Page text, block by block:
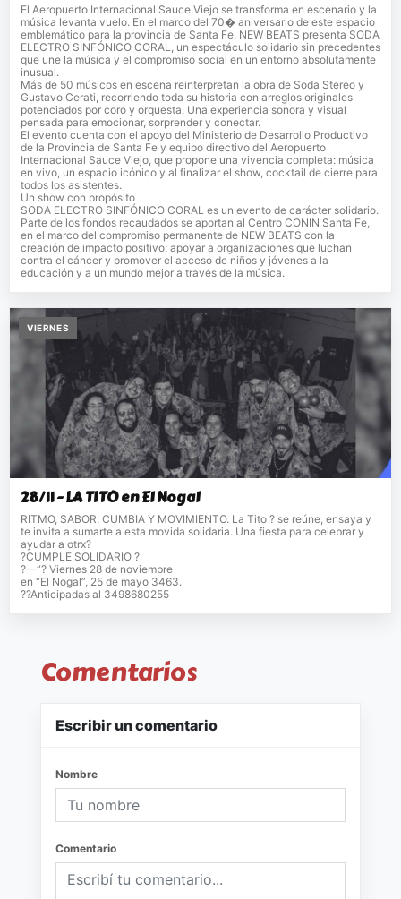
El Aeropuerto Internacional Sauce Viejo se transforma en escenario y la
música levanta vuelo. En el marco del 70� aniversario de este espacio
emblemático para la provincia de Santa Fe, NEW BEATS presenta SODA
ELECTRO SINFÓNICO CORAL, un espectáculo solidario sin precedentes
que une la música y el compromiso social en un entorno absolutamente
inusual.
Más de 50 músicos en escena reinterpretan la obra de Soda Stereo y
Gustavo Cerati, recorriendo toda su historia con arreglos originales
potenciados por coro y orquesta. Una experiencia sonora y visual
pensada para emocionar, sorprender y conectar.
El evento cuenta con el apoyo del Ministerio de Desarrollo Productivo
de la Provincia de Santa Fe y equipo directivo del Aeropuerto
Internacional Sauce Viejo, que propone una vivencia completa: música
en vivo, un espacio icónico y al finalizar el show, cocktail de cierre para
todos los asistentes.
Un show con propósito
SODA ELECTRO SINFÓNICO CORAL es un evento de carácter solidario.
Parte de los fondos recaudados se aportan al Centro CONIN Santa Fe,
en el marco del compromiso permanente de NEW BEATS con la
creación de impacto positivo: apoyar a organizaciones que luchan
contra el cáncer y promover el acceso de niños y jóvenes a la
educación y a un mundo mejor a través de la música.
VIERNES
28/11 - LA TITO en El Nogal
RITMO, SABOR, CUMBIA Y MOVIMIENTO. La Tito ? se reúne, ensaya y
te invita a sumarte a esta movida solidaria. Una fiesta para celebrar y
ayudar a otrx?
?CUMPLE SOLIDARIO ?
?—“? Viernes 28 de noviembre
en “El Nogal”, 25 de mayo 3463.
??Anticipadas al 3498680255
Comentarios
Escribir un comentario
Nombre
Comentario